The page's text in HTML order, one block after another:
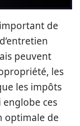
de
peuvent
les
les impôts
ces
optimale de